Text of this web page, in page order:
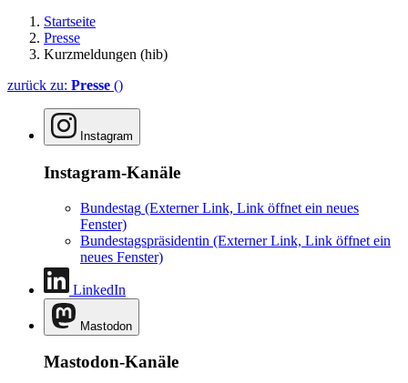
Startseite
Presse
Kurzmeldungen (hib)
zurück zu: Presse ()
Instagram
Instagram-Kanäle
Bundestag (Externer Link, Link öffnet ein neues
Fenster)
Bundestagspräsidentin (Externer Link, Link öffnet ein
neues Fenster)
LinkedIn
Mastodon
Mastodon-Kanäle